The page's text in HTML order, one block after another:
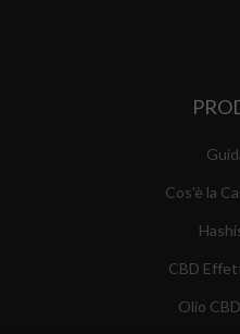
Cos'è la
CBD
Olio